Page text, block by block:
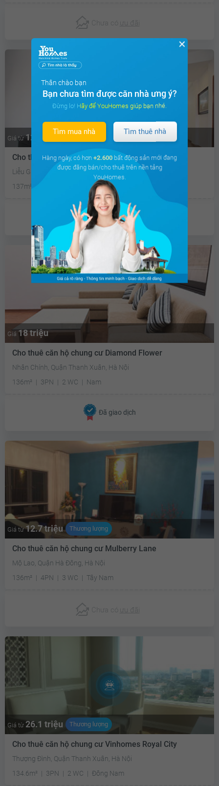
Chưa có ưu đãi
Giá từ12.6 triệu
Cho thuê căn hộ chung cư Dự án khác
Liễu Giai
137m²
Nam
Chưa cóưu đãi
Giá 18 triệu
Cho thuê căn hộ chung cư Diamond Flower
Nhân Chính, Quận Thanh Xuân, Hà Nội
136m²
3PN 2 WC Nam
Đã giao dịch
Giá từ12.7 triệu Thương lượng
Cho thuê căn hộ chung cư Mulberry Lane
Mộ Lao, Quận Hà Đông, Hà Nội
136m²
4PN 3 WC Tây Nam
Chưa có ưu đãi
Giá từ 26.1 triệu Thương lượng
Cho thuê căn hộ chung cư Vinhomes Royal City
Thượng Đình, Quận Thanh Xuân, Hà Nội
134.6m²
3PN 2 WC Đông Nam
✕
Thân chào bạn
Bạn chưa tìm được căn nhà ưng ý?
Đừng lo! Hãy để YouHomes giúp bạn nhé.
Tìm mua nhà Tìm thuê nhà
Hàng ngày, có hơn +2.600 bất động sản mới đang
được đăng bán/cho thuê trên nền tảng
YouHomes.